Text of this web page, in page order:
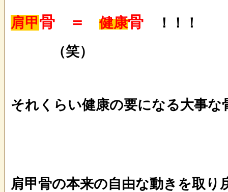
肩甲骨 ＝ 健康骨 ！！！
（笑）
それくらい健康の要になる大事
肩甲骨の本来の自由な動きを取り